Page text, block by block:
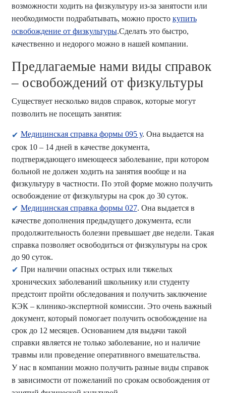
возможности ходить на физкультуру из-за занятости или
необходимости подрабатывать, можно просто купить
освобождение от физкультуры.Сделать это быстро,
качественно и недорого можно в нашей компании.
Предлагаемые нами виды справок
– освобождений от физкультуры
Существует несколько видов справок, которые могут
позволить не посещать занятия:
Медицинская справка формы 095 у. Она выдается на
срок 10 – 14 дней в качестве документа,
подтверждающего имеющееся заболевание, при котором
больной не должен ходить на занятия вообще и на
физкультуру в частности. По этой форме можно получить
освобождение от физкультуры на срок до 30 суток.
Медицинская справка формы 027. Она выдается в
качестве дополнения предыдущего документа, если
продолжительность болезни превышает две недели. Такая
справка позволяет освободиться от физкультуры на срок
до 90 суток.
При наличии опасных острых или тяжелых
хронических заболеваний школьнику или студенту
предстоит пройти обследования и получить заключение
КЭК – клинико-экспертной комиссии. Это очень важный
документ, который помогает получить освобождение на
срок до 12 месяцев. Основанием для выдачи такой
справки является не только заболевание, но и наличие
травмы или проведение оперативного вмешательства.
У нас в компании можно получить разные виды справок
в зависимости от пожеланий по срокам освобождения от